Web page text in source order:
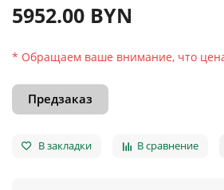
5952.00 BYN
* Обращаем ваше внимание, что
Предзаказ
В закладки В сравнение